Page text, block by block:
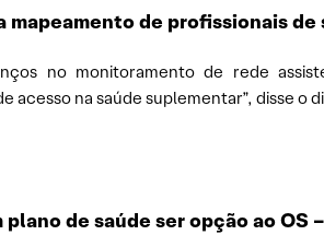
mapeamento de profissionais de
no monitoramento de rede
acesso na saúde suplementar”, disse
de saúde ser opção ao OS –